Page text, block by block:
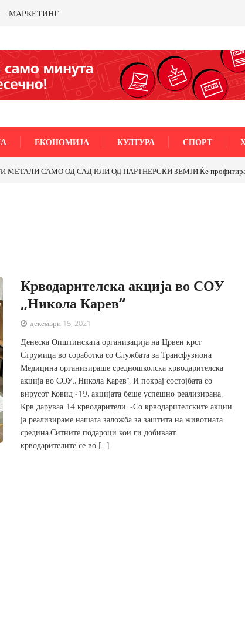
МАРКЕТИНГ
ЕКОНОМИЈА КУЛТУРА СПОРТ
САМО ОД САД ИЛИ ОД ПАРТНЕРСКИ ЗЕМЈИ Ќе профитираме
Крводарителска акција во СОУ
„Никола Карев“
декември 15, 2021
Денеска Општинската организација на Црвен крст
Струмица во соработка со Службата за Трансфузиона
Медицина организираше средношколска крводарителска
акција во СОУ.,,Никола Карев”. И покрај состојбата со
вирусот Ковид -19, акцијата беше успешно реализирана.
Крв даруваа 14 крводарители. -Со крводарителските акции
ја реализираме нашата заложба за заштита на животната
средина.Ситните подароци кои ги добиваат
крводарителите се во […]